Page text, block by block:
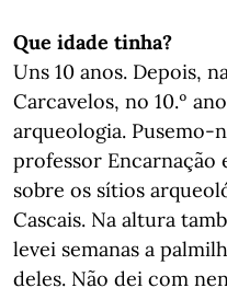
Que idade tinha?
Uns 10 anos. Depois,
Carcavelos, no 10.º
arqueologia. Pusemo-
professor Encarnação
sobre os sítios
Cascais. Na altura
levei semanas a
deles. Não dei com